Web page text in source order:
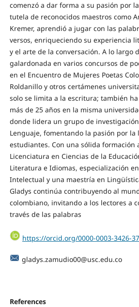
comenzó a dar forma a su pasión por
tutela de reconocidos maestros como
Kremer, aprendió a jugar con las
versos, enriqueciendo su experiencia
y el arte de la conversación. A lo largo
galardonada en varios concursos de
en el Encuentro de Mujeres Poetas
Roldanillo y otros certámenes
solo se limita a la escritura; también
más de 25 años en la misma
donde lidera un grupo de
Lenguaje, fomentando la pasión por la
estudiantes. Con una sólida formación
Licenciatura en Ciencias de la
Literatura e Idiomas, especialización
Intelectual y una maestría en
Gladys continúa contribuyendo al
colombiano, invitando a los lectores a
través de las palabras
https://orcid.org/0000-0003-3426-
gladys.zamudio00@usc.edu.co
References